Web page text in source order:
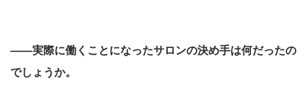
――実際に働くことになったサロンの決め手は何だったの
でしょうか。